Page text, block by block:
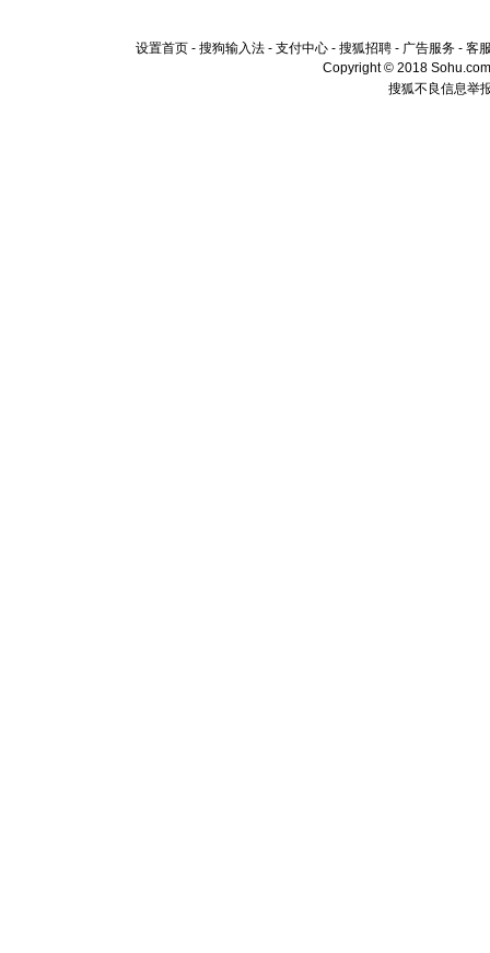
设置首页 - 搜狗输入法 - 支付中心 - 搜狐招聘 - 广告服务 - 客
Copyright © 2018
搜狐不良信息举